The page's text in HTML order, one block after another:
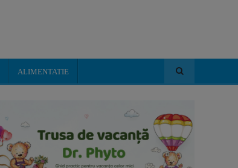
ALIMENTATIE